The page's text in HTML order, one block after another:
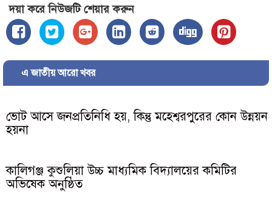
দয়া করে নিউজটি শেয়ার করুন
এ জাতীয় আরো খবর
ভোট আসে জনপ্রতিনিধি হয়, কিন্তু মহেশ্বরপুরের কোন উন্নয়ন
হয়না
কালিগঞ্জ কুশুলিয়া উচ্চ মাধ্যমিক বিদ্যালয়ের কমিটির
অভিষেক অনুষ্ঠিত